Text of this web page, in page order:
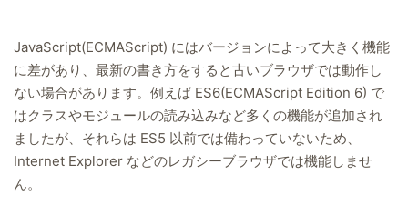
JavaScript(ECMAScript) にはバージョンによって大きく機能
に差があり、最新の書き方をすると古いブラウザでは動作し
ない場合があります。例えば ES6(ECMAScript Edition 6) で
はクラスやモジュールの読み込みなど多くの機能が追加され
ましたが、それらは ES5 以前では備わっていないため、
Internet Explorer などのレガシーブラウザでは機能しませ
ん。